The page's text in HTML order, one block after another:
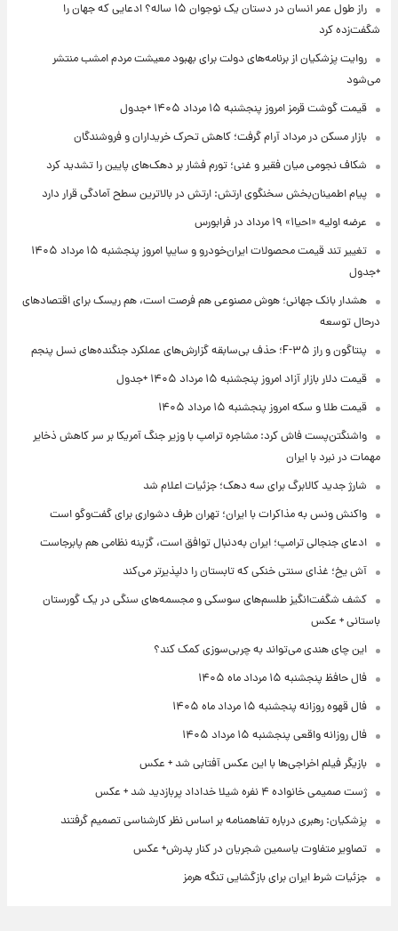
راز طول عمر انسان در دستان یک نوجوان ۱۵ ساله؟ ادعایی که جهان را
شگفت‌زده کرد
روایت پزشکیان از برنامه‌های دولت برای بهبود معیشت مردم امشب منتشر
می‌شود
قیمت گوشت قرمز امروز پنجشنبه ۱۵ مرداد ۱۴۰۵ +جدول
بازار مسکن در مرداد آرام گرفت؛ کاهش تحرک خریداران و فروشندگان
شکاف نجومی میان فقیر و غنی؛ تورم فشار بر دهک‌های پایین را تشدید کرد
پیام اطمینان‌بخش سخنگوی ارتش: ارتش در بالاترین سطح آمادگی قرار دارد
عرضه اولیه «احیا۱» ۱۹ مرداد در فرابورس
تغییر تند قیمت محصولات ایران‌خودرو و سایپا امروز پنجشنبه ۱۵ مرداد ۱۴۰۵
+جدول
هشدار بانک جهانی؛ هوش مصنوعی هم فرصت است، هم ریسک برای اقتصادهای
درحال توسعه
پنتاگون و راز F-۳۵؛ حذف بی‌سابقه گزارش‌های عملکرد جنگنده‌های نسل پنجم
قیمت دلار بازار آزاد امروز پنجشنبه ۱۵ مرداد ۱۴۰۵ +جدول
قیمت طلا و سکه امروز پنجشنبه ۱۵ مرداد ۱۴۰۵
واشنگتن‌پست فاش کرد: مشاجره ترامپ با وزیر جنگ آمریکا بر سر کاهش ذخایر
مهمات در نبرد با ایران
شارژ جدید کالابرگ برای سه دهک؛ جزئیات اعلام شد
واکنش ونس به مذاکرات با ایران؛ تهران طرف دشواری برای گفت‌وگو است
ادعای جنجالی ترامپ؛ ایران به‌دنبال توافق است، گزینه نظامی هم پابرجاست
آش یخ؛ غذای سنتی خنکی که تابستان را دلپذیرتر می‌کند
کشف شگفت‌انگیز طلسم‌های سوسکی و مجسمه‌های سنگی در یک گورستان
باستانی + عکس
این چای هندی می‌تواند به چربی‌سوزی کمک کند؟
فال حافظ پنجشنبه ۱۵ مرداد ماه ۱۴۰۵
فال قهوه روزانه پنجشنبه ۱۵ مرداد ماه ۱۴۰۵
فال روزانه واقعی پنجشنبه ۱۵ مرداد ۱۴۰۵
بازیگر فیلم اخراجی‌ها با این عکس آفتابی شد + عکس
ژست صمیمی خانواده ۴ نفره شیلا خداداد پربازدید شد + عکس
پزشکیان: رهبری درباره تفاهمنامه بر اساس نظر کارشناسی تصمیم گرفتند
تصاویر متفاوت یاسمین شجریان در کنار پدرش+ عکس
جزئیات شرط ایران برای بازگشایی تنگه هرمز